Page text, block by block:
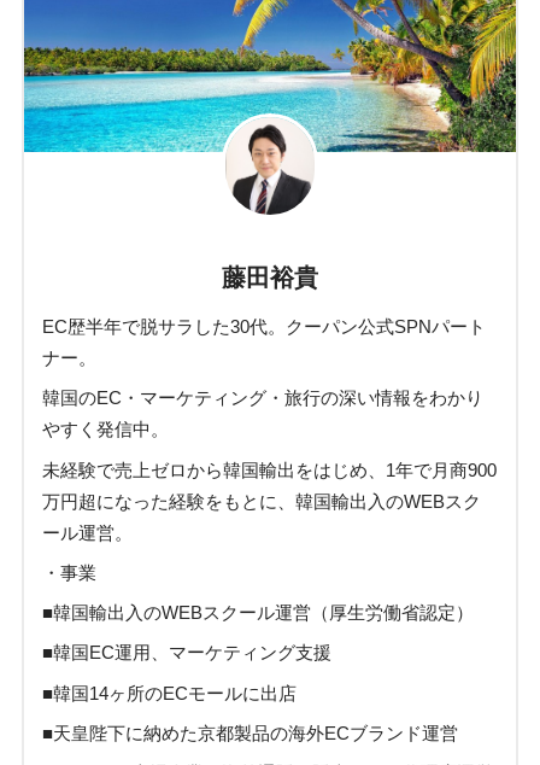
藤田裕貴
EC歴半年で脱サラした30代。クーパン公式SPNパート
ナー。
韓国のEC・マーケティング・旅行の深い情報をわかり
やすく発信中。
未経験で売上ゼロから韓国輸出をはじめ、1年で月商900
万円超になった経験をもとに、韓国輸出入のWEBスク
ール運営。
・事業
■韓国輸出入のWEBスクール運営（厚生労働省認定）
■韓国EC運用、マーケティング支援
■韓国14ヶ所のECモールに出店
■天皇陛下に納めた京都製品の海外ECブランド運営